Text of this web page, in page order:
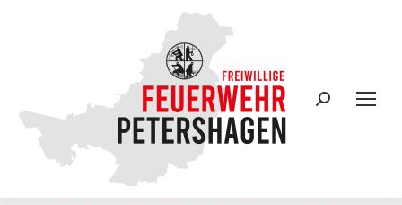
Search: